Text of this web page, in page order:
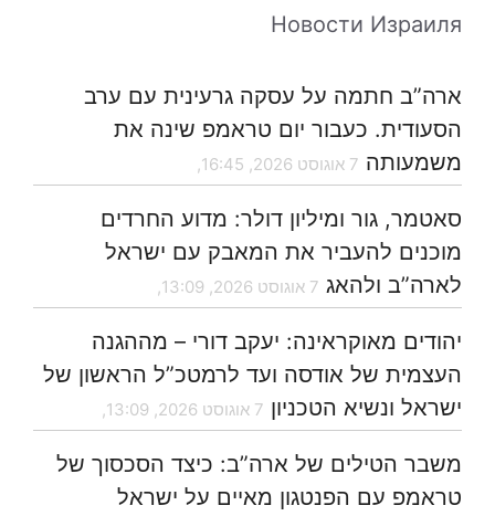
Новости Израиля
ארה”ב חתמה על עסקה גרעינית עם ערב
הסעודית. כעבור יום טראמפ שינה את
משמעותה 7 אוגוסט 2026, 16:45,
סאטמר, גור ומיליון דולר: מדוע החרדים
מוכנים להעביר את המאבק עם ישראל
לארה”ב ולהאג 7 אוגוסט 2026, 13:09,
יהודים מאוקראינה: יעקב דורי – מההגנה
העצמית של אודסה ועד לרמטכ”ל הראשון של
ישראל ונשיא הטכניון 7 אוגוסט 2026, 13:09,
משבר הטילים של ארה”ב: כיצד הסכסוך של
טראמפ עם הפנטגון מאיים על ישראל